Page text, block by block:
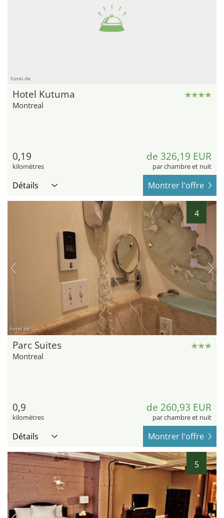
hotel.de
Hotel Kutuma
Montreal
0,19
kilomètres
de 326,19 EUR
par chambre et nuit
Détails Montrer l'offre
4
hotel.de
Parc Suites
Montreal
0,9
kilomètres
de 260,93 EUR
par chambre et nuit
Détails Montrer l'offre
5